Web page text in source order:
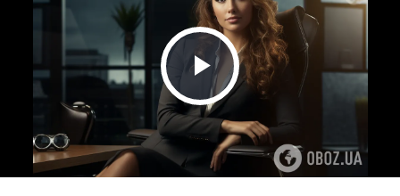
Play Video